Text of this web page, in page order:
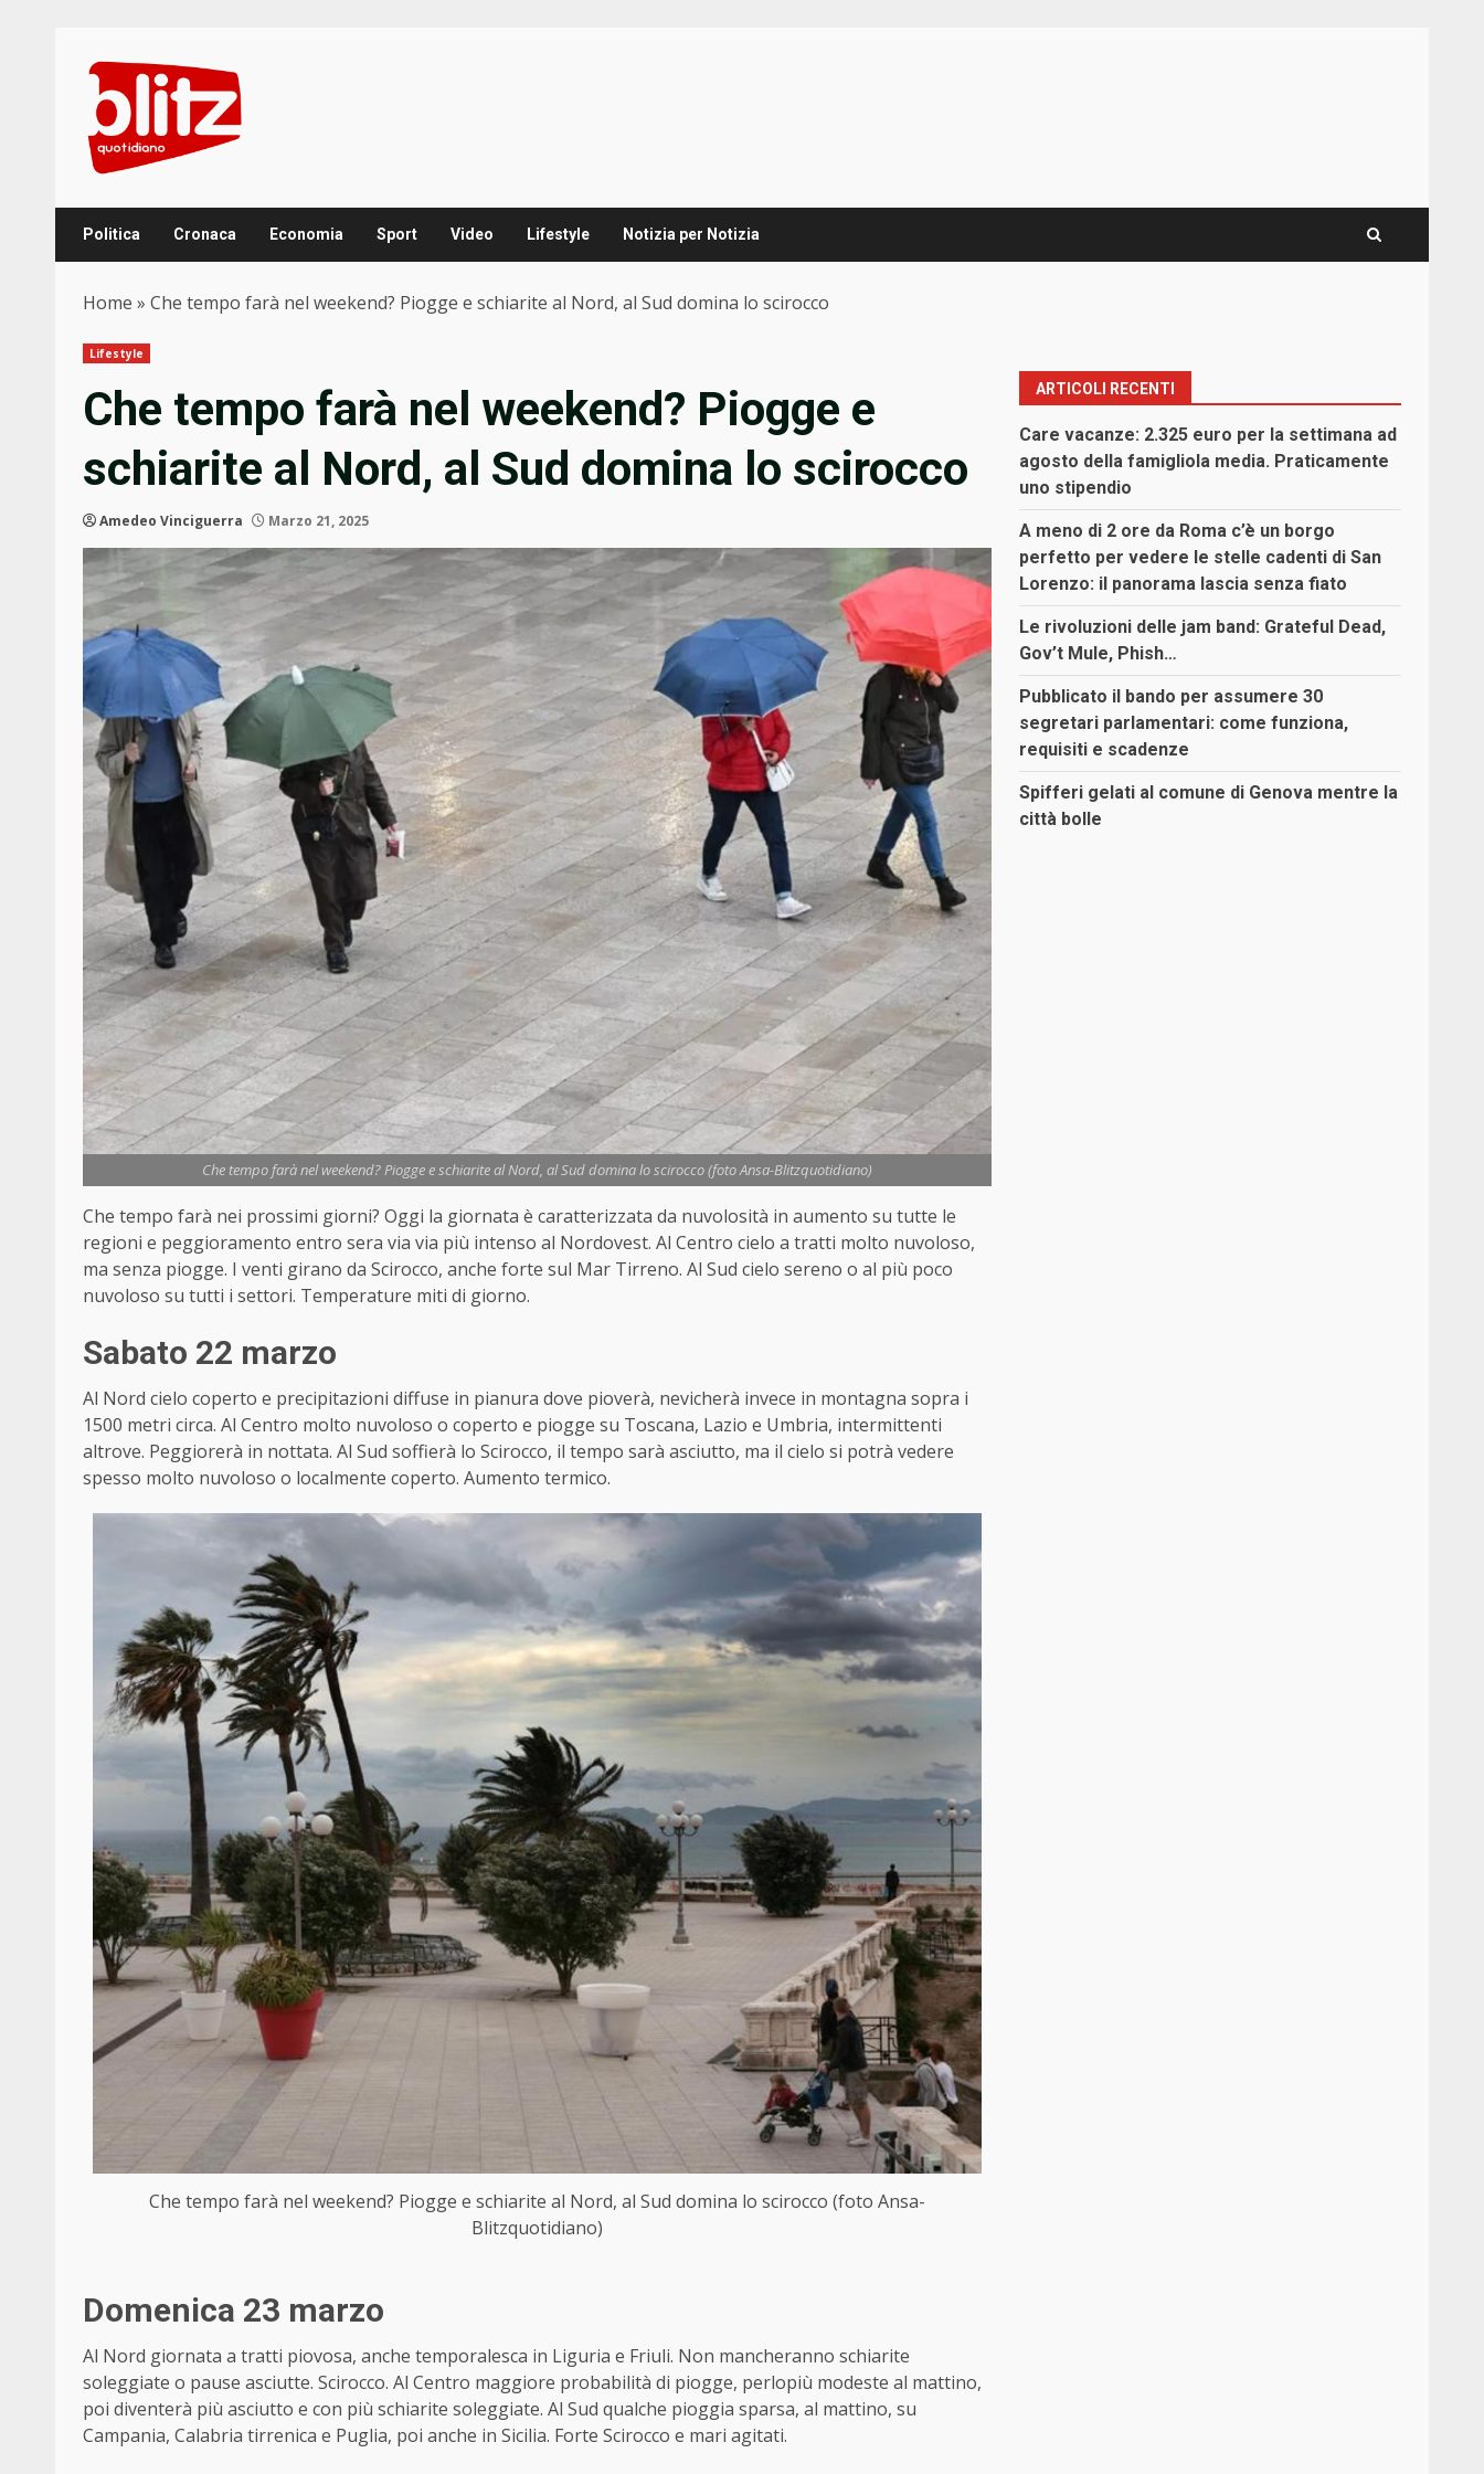
content
Politica Cronaca Economia Sport Video Lifestyle Notizia per Notizia
Home » Che tempo farà nel weekend? Piogge e schiarite al Nord, al Sud domina lo scirocco
Lifestyle
Che tempo farà nel weekend? Piogge e
schiarite al Nord, al Sud domina lo scirocco
Amedeo Vinciguerra Marzo 21, 2025
Che tempo farà nel weekend? Piogge e schiarite al Nord, al Sud domina lo scirocco (foto Ansa-Blitzquotidiano)
Che tempo farà nei prossimi giorni? Oggi la giornata è caratterizzata da nuvolosità in aumento su tutte le
regioni e peggioramento entro sera via via più intenso al Nordovest. Al Centro cielo a tratti molto nuvoloso,
ma senza piogge. I venti girano da Scirocco, anche forte sul Mar Tirreno. Al Sud cielo sereno o al più poco
nuvoloso su tutti i settori. Temperature miti di giorno.
Sabato 22 marzo
Al Nord cielo coperto e precipitazioni diffuse in pianura dove pioverà, nevicherà invece in montagna sopra i
1500 metri circa. Al Centro molto nuvoloso o coperto e piogge su Toscana, Lazio e Umbria, intermittenti
altrove. Peggiorerà in nottata. Al Sud soffierà lo Scirocco, il tempo sarà asciutto, ma il cielo si potrà vedere
spesso molto nuvoloso o localmente coperto. Aumento termico.
Che tempo farà nel weekend? Piogge e schiarite al Nord, al Sud domina lo scirocco (foto Ansa-
Blitzquotidiano)
Domenica 23 marzo
Al Nord giornata a tratti piovosa, anche temporalesca in Liguria e Friuli. Non mancheranno schiarite
soleggiate o pause asciutte. Scirocco. Al Centro maggiore probabilità di piogge, perlopiù modeste al mattino,
poi diventerà più asciutto e con più schiarite soleggiate. Al Sud qualche pioggia sparsa, al mattino, su
Campania, Calabria tirrenica e Puglia, poi anche in Sicilia. Forte Scirocco e mari agitati.
ARTICOLI RECENTI
Care vacanze: 2.325 euro per la settimana ad
agosto della famigliola media. Praticamente
uno stipendio
A meno di 2 ore da Roma c’è un borgo
perfetto per vedere le stelle cadenti di San
Lorenzo: il panorama lascia senza fiato
Le rivoluzioni delle jam band: Grateful Dead,
Gov’t Mule, Phish…
Pubblicato il bando per assumere 30
segretari parlamentari: come funziona,
requisiti e scadenze
Spifferi gelati al comune di Genova mentre la
città bolle